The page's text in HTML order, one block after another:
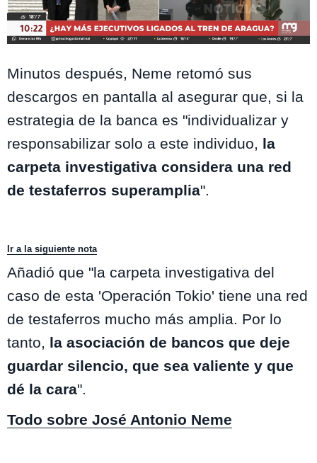
Minutos después, Neme retomó sus
descargos en pantalla al asegurar que, si la
estrategia de la banca es "individualizar y
responsabilizar solo a este individuo, la
carpeta investigativa considera una red
de testaferros superamplia".
Ir a la siguiente nota
Añadió que "la carpeta investigativa del
caso de esta 'Operación Tokio' tiene una red
de testaferros mucho más amplia. Por lo
tanto, la asociación de bancos que deje
guardar silencio, que sea valiente y que
dé la cara".
Todo sobre José Antonio Neme